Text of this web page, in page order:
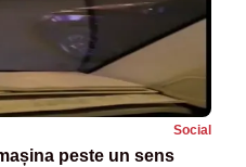
Social
peste un sens